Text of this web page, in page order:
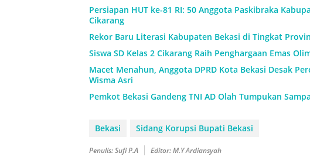
Persiapan HUT ke-81 RI: 50 Anggota Paskibraka
Cikarang
Rekor Baru Literasi Kabupaten Bekasi di Tingkat
Siswa SD Kelas 2 Cikarang Raih Penghargaan Emas
Macet Menahun, Anggota DPRD Kota Bekasi Desak
Wisma Asri
Pemkot Bekasi Gandeng TNI AD Olah Tumpukan
Bekasi Sidang Korupsi Bupati Bekasi
Penulis: Sufi P.A Editor: M.Y Ardiansyah